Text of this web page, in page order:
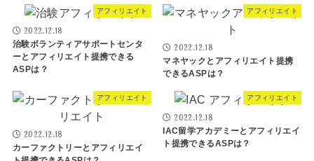
アフィリエイト
2022.12.18
治験ボランティアサポートセンタ
ーとアフィリエイト提携できる
ASPは？
アフィリエイト
2022.12.18
マネヤックとアフィリエイト提携
できるASPは？
アフィリエイト
2022.12.18
カーファクトリーとアフィリエイ
アフィリエイト
2022.12.18
IAC留学アカデミーとアフィリエイ
ト提携できるASPは？